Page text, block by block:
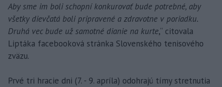
Aby sme im boli schopní konkurovať bude potrebné, aby
všetky dievčatá boli pripravené a zdravotne v poriadku.
Druhá vec bude už samotné dianie na kurte,“ citovala
Liptáka facebooková stránka Slovenského tenisového
zväzu.
Prvé tri hracie dni (7. - 9. apríla) odohrajú tímy stretnutia